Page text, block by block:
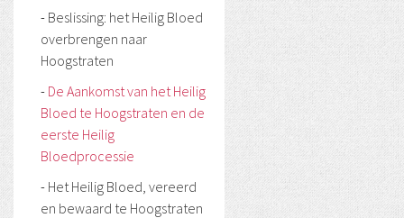
Beslissing: het Heilig Bloed
overbrengen naar
Hoogstraten
De Aankomst van het Heilig
Bloed te Hoogstraten en de
eerste Heilig
Bloedprocessie
Het Heilig Bloed, vereerd
en bewaard te Hoogstraten